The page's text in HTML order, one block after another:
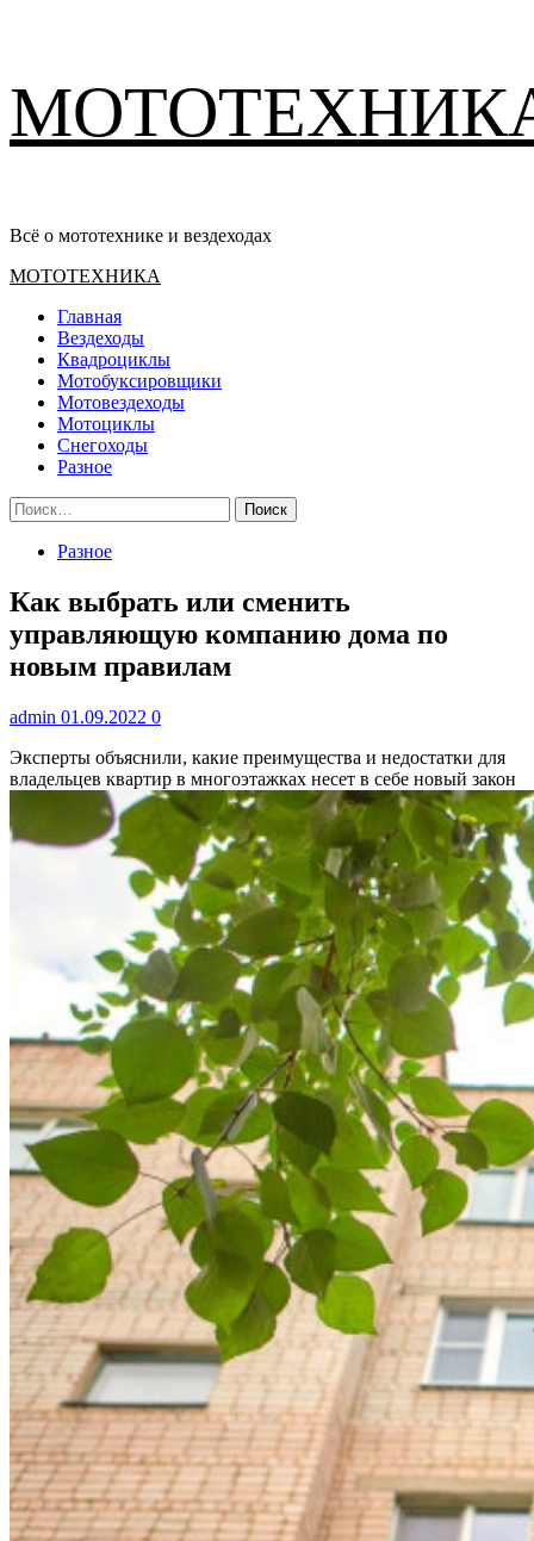
содержимому
Всё о мототехнике и вездеходах
Основное
МОТОТЕХНИКА
Главная
Вездеходы
Квадроциклы
Мотобуксировщики
Мотовездеходы
Мотоциклы
Снегоходы
Разное
Найти:
Разное
Как выбрать или сменить
управляющую компанию дома по
новым правилам
admin 01.09.2022 0
Эксперты объяснили, какие преимущества и недостатки для
владельцев квартир в многоэтажках несет в себе новый закон